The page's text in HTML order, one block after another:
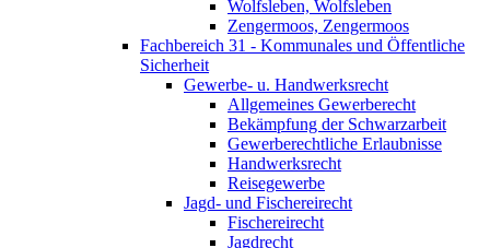
Wolfsleben, Wolfsleben
Zengermoos, Zengermoos
Fachbereich 31 - Kommunales und Öffentliche
Sicherheit
Gewerbe- u. Handwerksrecht
Allgemeines Gewerberecht
Bekämpfung der Schwarzarbeit
Gewerberechtliche Erlaubnisse
Handwerksrecht
Reisegewerbe
Jagd- und Fischereirecht
Fischereirecht
Jagdrecht